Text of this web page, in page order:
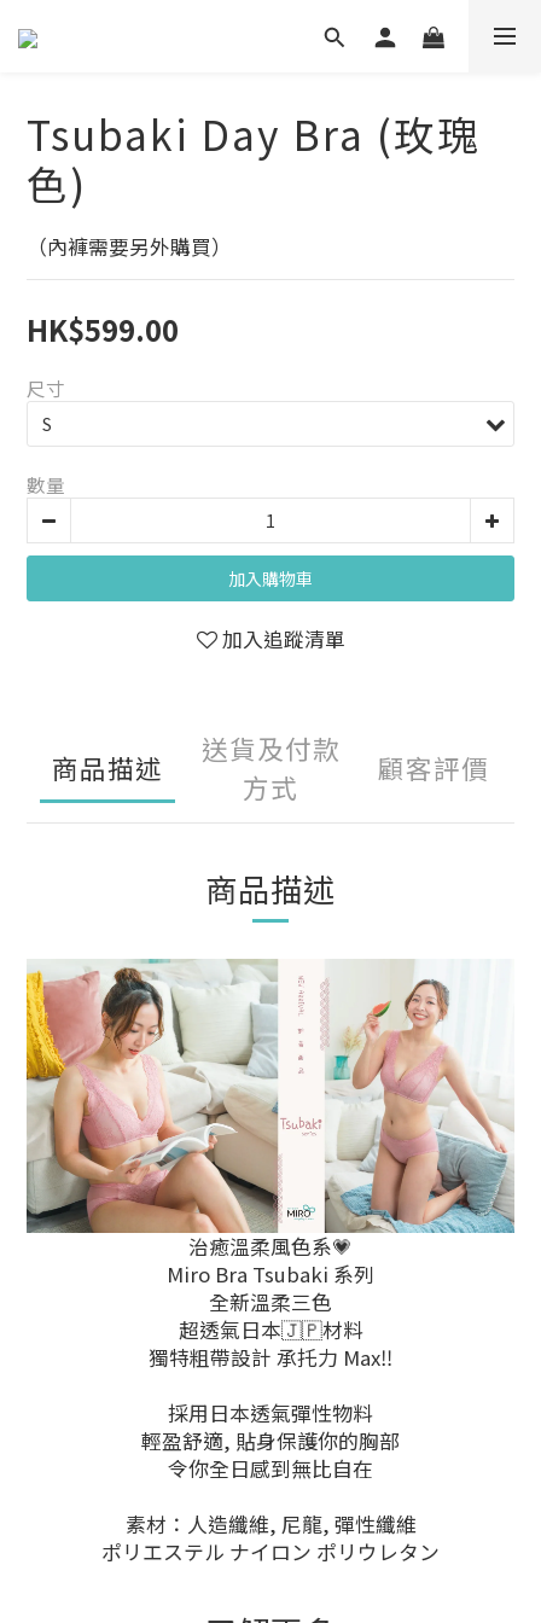
Tsubaki Day Bra (玫瑰
色)
（內褲需要另外購買）
HK$599.00
尺寸
數量
加入購物車
加入追蹤清單
商品描述
送貨及付款
方式
顧客評價
商品描述
治癒溫柔風色系💗
Miro Bra Tsubaki 系列
全新溫柔三色
超透氣日本🇯🇵材料
獨特粗帶設計 承托力 Max‼️
採用日本透氣彈性物料
輕盈舒適, 貼身保護你的胸部
令你全日感到無比自在
素材：人造纖維, 尼龍, 彈性纖維
ポリエステル ナイロン ポリウレタン